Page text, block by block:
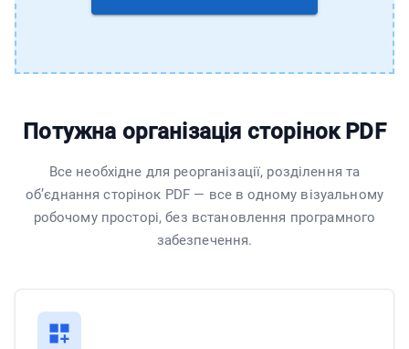
Потужна організація сторінок PDF
Все необхідне для реорганізації, розділення та
об’єднання сторінок PDF — все в одному візуальному
робочому просторі, без встановлення програмного
забезпечення.